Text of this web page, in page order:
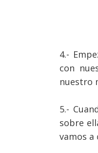
4.-
con
nuestro
5.-
sobre
vamos a